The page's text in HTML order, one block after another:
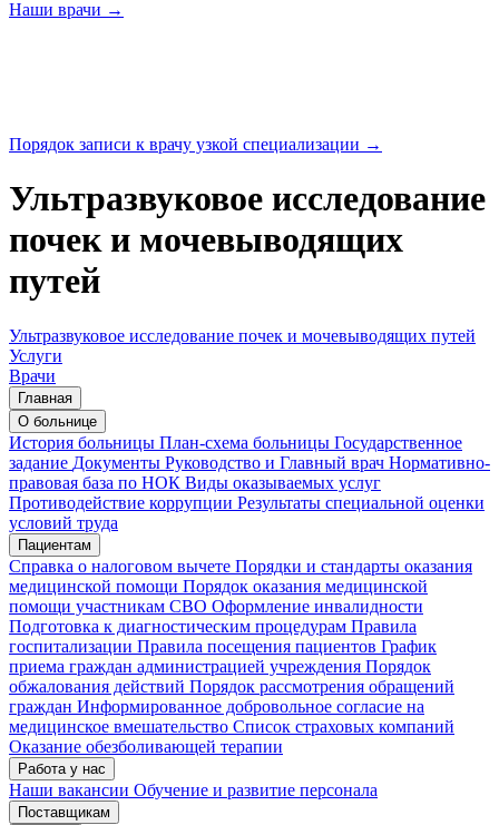
Наши врачи →
Порядок записи к врачу узкой специализации →
Ультразвуковое исследование
почек и мочевыводящих
путей
Ультразвуковое исследование почек и мочевыводящих путей
Услуги
Врачи
Главная
О больнице
История больницы План-схема больницы Государственное
задание Документы Руководство и Главный врач Нормативно-
правовая база по НОК Виды оказываемых услуг
Противодействие коррупции Результаты специальной оценки
условий труда
Пациентам
Справка о налоговом вычете Порядки и стандарты оказания
медицинской помощи Порядок оказания медицинской
помощи участникам СВО Оформление инвалидности
Подготовка к диагностическим процедурам Правила
госпитализации Правила посещения пациентов График
приема граждан администрацией учреждения Порядок
обжалования действий Порядок рассмотрения обращений
граждан Информированное добровольное согласие на
медицинское вмешательство Список страховых компаний
Оказание обезболивающей терапии
Работа у нас
Наши вакансии Обучение и развитие персонала
Поставщикам